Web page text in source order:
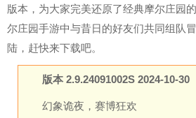
版本，为大家完美还原了经典摩尔庄园
尔庄园手游中与昔日的好友们共同组队
陆，赶快来下载吧。
版本 2.9.24091002S 2024-10-30
幻象诡夜，赛博狂欢